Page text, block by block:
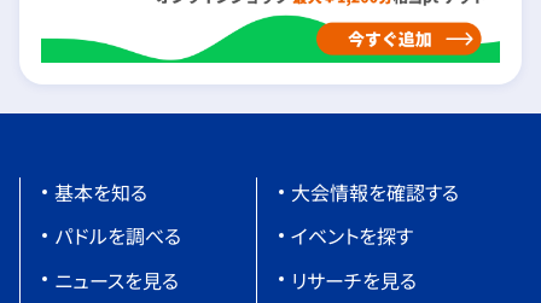
基本を知る
パドルを調べる
ニュースを見る
大会情報を確認する
イベントを探す
リサーチを見る